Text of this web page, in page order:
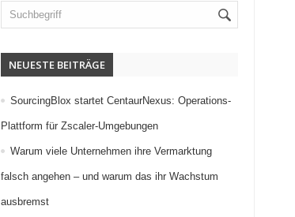
NEUESTE BEITRÄGE
SourcingBlox startet CentaurNexus: Operations-
Plattform für Zscaler-Umgebungen
Warum viele Unternehmen ihre Vermarktung
falsch angehen – und warum das ihr Wachstum
ausbremst